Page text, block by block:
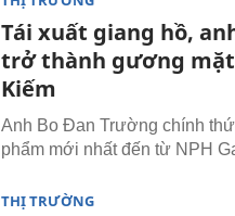
Tái xuất giang hồ,
trở thành gương mặt
Kiếm
Anh Bo Đan Trường chính
phẩm mới nhất đến từ NPH
THỊ TRƯỜNG